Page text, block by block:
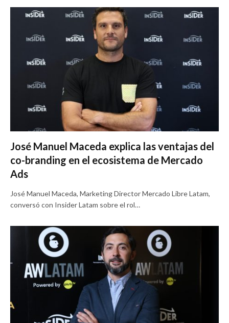
José Manuel Maceda explica las ventajas del
co-branding en el ecosistema de Mercado
Ads
José Manuel Maceda, Marketing Director Mercado Libre Latam,
conversó con Insider Latam sobre el rol…